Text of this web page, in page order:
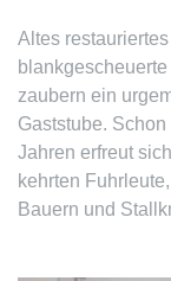
Altes
zaubern ein
Gaststube.
Jahren erfreut
kehrten
Bauern und